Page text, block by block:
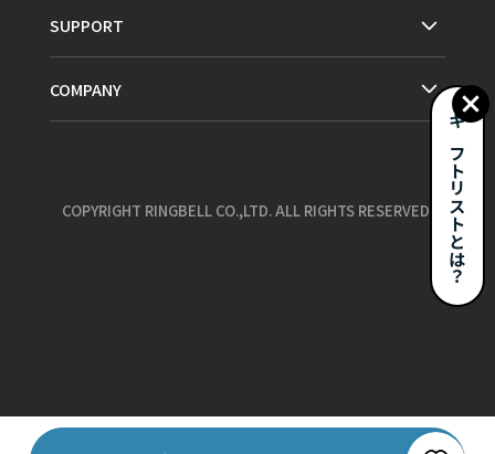
お気に入り
ギフトリストとは？
SUPPORT
COMPANY
COPYRIGHT RINGBELL CO.,LTD. ALL RIGHTS RESERVED.